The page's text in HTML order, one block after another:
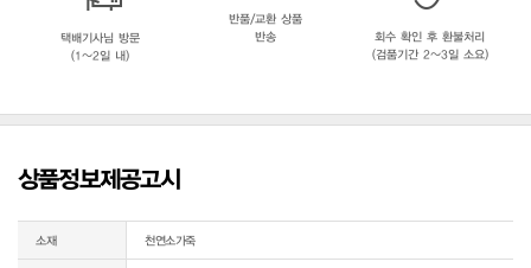
택배기사님 방문
(1~2일 내)
반품/교환 상품
반송
회수 확인 후 환불처리
(검품기간 2~3일 소요)
상품정보제공고시
소재 천연소가죽